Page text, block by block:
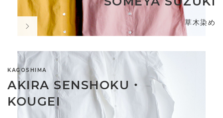
草木染め
KAGOSHIMA
AKIRA SENSHOKU・
KOUGEI